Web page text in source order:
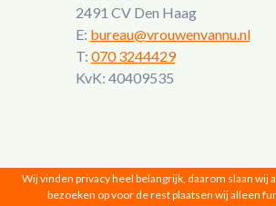
2491 CV Den Haag
E: bureau@vrouwenvannu.nl
T: 070 3244429
KvK: 40409535
Vrouwen van Nu © 2026 |
Wij vinden privacy heel belangrijk, daarom slaan wij
bezoeken op voor de rest plaatsen wij alleen